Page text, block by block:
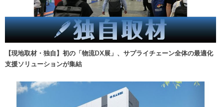
【現地取材・独自】初の「物流DX展」、サプライチェーン全体の最適化
支援ソリューションが集結